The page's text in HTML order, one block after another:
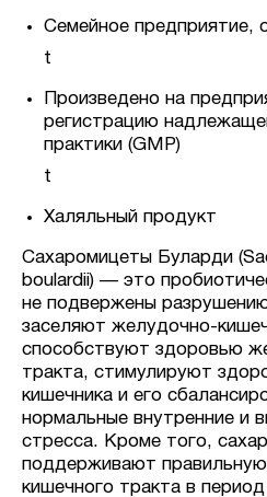
Семейное предприятие,
t
Произведено на
регистрацию
практики (GMP)
t
Халяльный продукт
Сахаромицеты Буларди
boulardii) — это
не подвержены
заселяют желудочно-
способствуют здоровью
тракта, стимулируют
кишечника и его
нормальные внутренние и
стресса. Кроме того,
поддерживают
кишечного тракта в